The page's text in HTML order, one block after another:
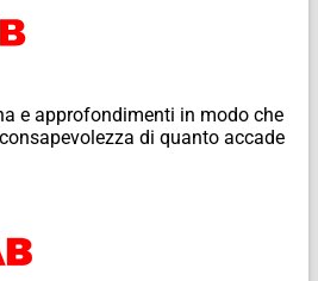
e approfondimenti in modo che
di quanto accade